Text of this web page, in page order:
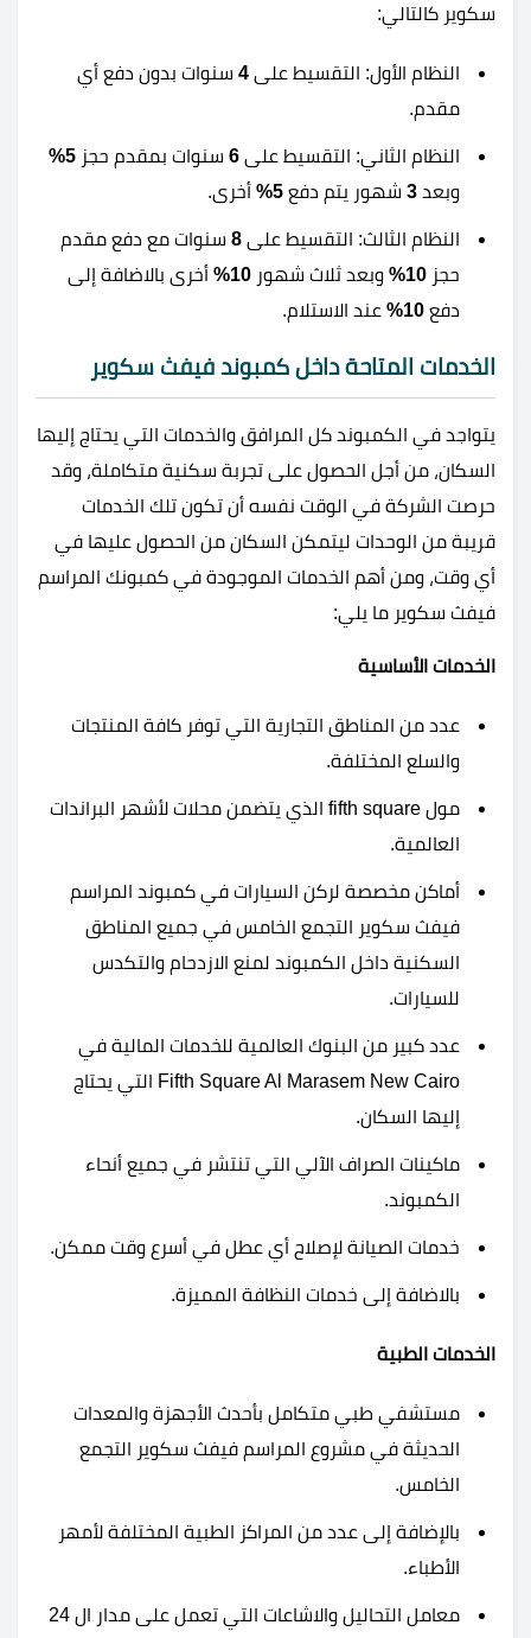
سكوير كالتالي:
النظام الأول: التقسيط على 4 سنوات بدون دفع أي
مقدم.
النظام الثاني: التقسيط على 6 سنوات بمقدم حجز 5%
وبعد 3 شهور يتم دفع 5% أخرى.
النظام الثالث: التقسيط على 8 سنوات مع دفع مقدم
حجز 10% وبعد ثلاث شهور 10%
أخرى بالاضافة إلى
دفع 10% عند الاستلام.
الخدمات المتاحة داخل كمبوند فيفث سكوير
يتواجد في الكمبوند كل المرافق والخدمات التي يحتاج إليها
السكان، من أجل الحصول على تجربة سكنية متكاملة، وقد
حرصت الشركة في الوقت نفسه أن تكون تلك الخدمات
قريبة من الوحدات ليتمكن السكان من الحصول عليها في
أي وقت، ومن أهم الخدمات الموجودة في كمبونك المراسم
فيفث سكوير ما يلي:
الخدمات الأساسية
عدد من المناطق التجارية التي توفر كافة المنتجات
والسلع المختلفة.
مول fifth square الذي يتضمن محلات لأشهر البراندات
العالمية.
أماكن مخصصة لركن السيارات في كمبوند المراسم
فيفث سكوير التجمع الخامس في جميع المناطق
السكنية داخل الكمبوند لمنع الازدحام والتكدس
للسيارات.
عدد كبير من البنوك العالمية للخدمات المالية في
Fifth Square Al Marasem New Cairo التي يحتاج
إليها السكان.
ماكينات الصراف الآلي التي تنتشر في جميع أنحاء
الكمبوند.
خدمات الصيانة لإصلاح أي عطل في أسرع وقت ممكن.
بالاضافة إلى خدمات النظافة المميزة.
الخدمات الطبية
مستشفي طبي متكامل بأحدث الأجهزة والمعدات
الحديثة في مشروع المراسم فيفث سكوير التجمع
الخامس.
بالإضافة إلى عدد من المراكز الطبية المختلفة لأمهر
الأطباء.
معامل التحاليل والاشاعات التي تعمل على مدار ال 24